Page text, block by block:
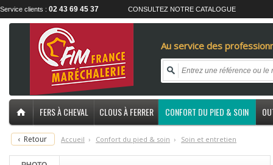
Service clients : 02 43 69 45 37 CONSULTEZ NOTRE CATALOGUE
Au service des
FERS À CHEVAL CLOUS À FERRER CONFORT DU PIED & SOIN
‹ Retour Accueil › Confort du pied & soin › Soin et entretien